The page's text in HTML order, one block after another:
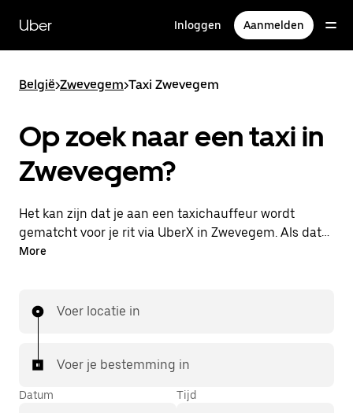
naar
hoofdinhoud
Uber Inloggen Aanmelden
België>Zwevegem>Taxi Zwevegem
Op zoek naar een taxi in
Zwevegem?
Het kan zijn dat je aan een taxichauffeur wordt
gematcht voor je rit via UberX in Zwevegem. Als dat
zo is, profiteer je van dezelfde 24/7 beschikbaarheid
More
Voer locatie in
Voer je bestemming in
Datum Tijd